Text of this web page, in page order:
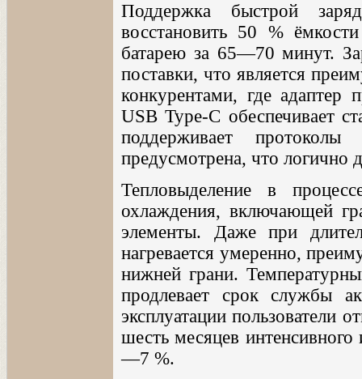
Поддержка быстрой
восстановить 50 %
батарею за 65—70 минут.
поставки, что является
конкурентами, где адаптер
USB Type-C обеспечивает
поддерживает
предусмотрена, что логично
Тепловыделение в
охлаждения, включающей
элементы. Даже при
нагревается умеренно,
нижней грани.
продлевает срок службы
эксплуатации пользователи
шесть месяцев
—7 %.